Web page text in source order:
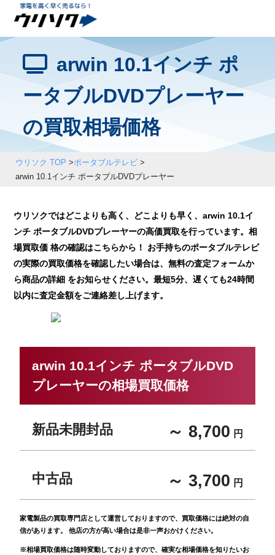
arwin 10.1インチ ポ
ータブルDVDプレーヤー
の買取相場価格
ウリソク TOP >ポータブルテレビ>
arwin 10.1インチ ポータブルDVDプレーヤー
ウリソクではどこよりも高く、どこよりも早く、arwin 10.1イ
ンチ ポータブルDVDプレーヤーの高価買取を行っています。相
場買取価 格の確認はこちらから！ お手持ちのポータブルテレビ
の実際の買取価格を確認したい場合は、無料の査定フォームか
ら商品の詳細 をお知らせください。最短5分、遅くても24時間
以内に査定金額をご連絡差し上げます。
arwin 10.1インチ ポータブルDVD
プレーヤーの相場買取価格
新品未開封品 ～ 8,700 円
中古品 ～ 3,700 円
家電製品の買取専門店として運営しておりますので、買取価格には絶対の自
信があります。 他店の方が高い場合は是非一声おかけください。
※相場買取価格は随時変動しておりますので、確実な相場価格を知りたいお